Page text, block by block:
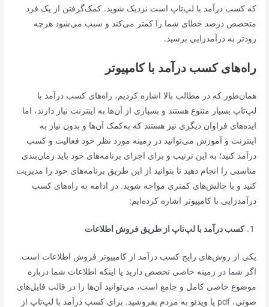
که کسب درآمد با لپ‌تاپ است نزدیک شوید. کمک‌گرفتن از یک فرد
متخصص درصد خطای شما را کمتر می‌کند و سبب می‌شود هرچه
زودتر به درآمدزایی برسید.
راه‌های کسب درآمد با کامپیوتر
همان‌طور که در مطالب بالا اشاره کردیم، راه‌های کسب درآمد با
لپ‌تاپ بسیار متنوع هستند و بسیاری از آن‌ها به اینترنت نیاز دارند، اما
ایده‌های فراوان دیگری نیز هستند که به‌کمک آن‌ها و بدون نیاز به
اینترنت و آموزش می‌توانید در زمینه مورد نظر خود فعالیت و کسب
درآمد کنید؛ به این ترتیب و برای اجرای برنامه‌های خود باید زمان‌بندی
مناسبی را انجام دهید تا بتوانید از این طریق برنامه‌های خود را مدیریت
کنید و با چالش‌های کمتری مواجه شوید. در ادامه به راه‌های کسب
درآمد‌زایی با کامپیوتر اشاره کرده‌ایم:
کسب درآمد با لپ‌تاپ از طریق فروش اطلاعات
یکی از روش‌های رایج کسب درآمد از کامپیوتر فروش اطلاعات است.
اگر شما در زمینه خاصی تخصص دارید یا اینکه اطلاعات شما درباره
موضوع خاصی کامل و جامع است، می‌توانید آن‌ها را در قالب فایل‌های
صوتی، pdf یا ویدئو به مردم بفروشید. برای کسب درآمد با لپ‌تاپ از